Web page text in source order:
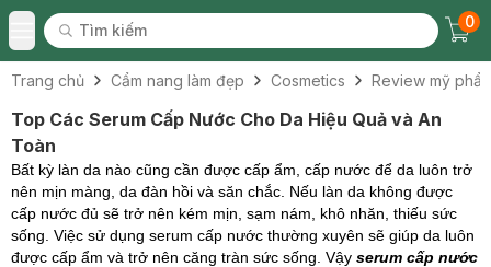
Toggle Menu
Tìm kiếm
Tìm kiếm
0
Trang chủ Cẩm nang làm đẹp Cosmetics Review mỹ
Top Các Serum Cấp Nước Cho Da Hiệu Quả và An
Toàn
Bất kỳ làn da nào cũng cần được cấp ẩm, cấp nước để da luôn trở
nên mịn màng, da đàn hồi và săn chắc. Nếu làn da không được
cấp nước đủ sẽ trở nên kém mịn, sạm nám, khô nhăn, thiếu sức
sống. Việc sử dụng serum cấp nước thường xuyên sẽ giúp da luôn
được cấp ẩm và trở nên căng tràn sức sống. Vậy serum cấp nước